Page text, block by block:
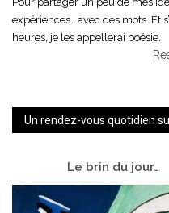
expériences...avec des mots. Et
heures, je les appellerai poésie.
Un rendez-vous quotidien
Le brin du jour…